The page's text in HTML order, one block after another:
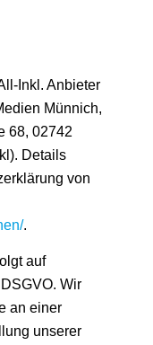
Inkl. Anbieter
Münnich,
68, 02742
Details
von
.
auf
Wir
an einer
unserer